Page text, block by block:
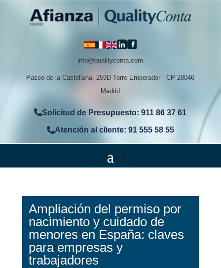
info@qualityconta.com
Paseo de la Castellana, 259D Torre Emperador - CP 28046
Madrid
Solicitud de Presupuesto: 911 86 37 61
Atención al cliente: 91 555 58 55
Ampliación del permiso por
nacimiento y cuidado de
menores en España: claves
para empresas y
trabajadores